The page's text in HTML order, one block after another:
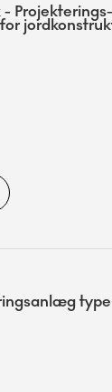
-
type